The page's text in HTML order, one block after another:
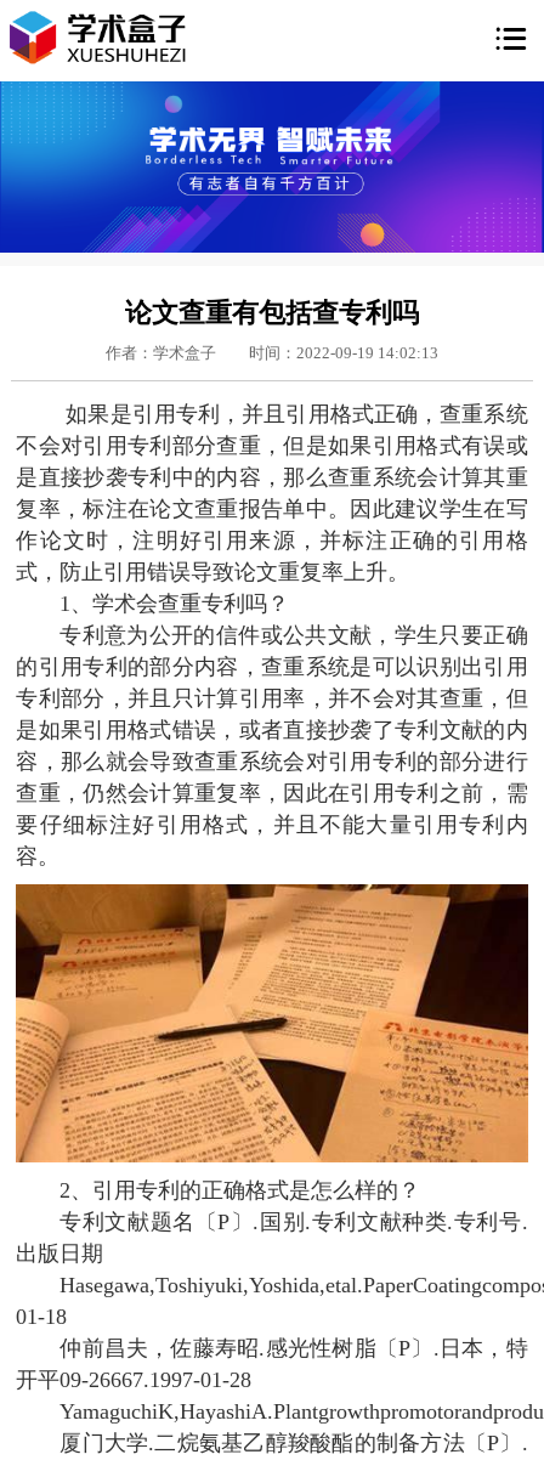

论文查重有包括查专利吗
作者：学术盒子 时间：2022-09-19 14:02:13
如果是引用专利，并且引用格式正确，查重系统
不会对引用专利部分查重，但是如果引用格式有误或
是直接抄袭专利中的内容，那么查重系统会计算其重
复率，标注在论文查重报告单中。因此建议学生在写
作论文时，注明好引用来源，并标注正确的引用格
式，防止引用错误导致论文重复率上升。
1、学术会查重专利吗？
专利意为公开的信件或公共文献，学生只要正确
的引用专利的部分内容，查重系统是可以识别出引用
专利部分，并且只计算引用率，并不会对其查重，但
是如果引用格式错误，或者直接抄袭了专利文献的内
容，那么就会导致查重系统会对引用专利的部分进行
查重，仍然会计算重复率，因此在引用专利之前，需
要仔细标注好引用格式，并且不能大量引用专利内
容。
2、引用专利的正确格式是怎么样的？
专利文献题名〔P〕.国别.专利文献种类.专利号.
出版日期
01-18
仲前昌夫，佐藤寿昭.感光性树脂〔P〕.日本，特
开平09-26667.1997-01-28
厦门大学.二烷氨基乙醇羧酸酯的制备方法〔P〕.